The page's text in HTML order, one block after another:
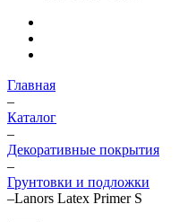
Главная
–
Каталог
–
Декоративные покрытия
–
Грунтовки и подложки
–Lanors Latex Primer S